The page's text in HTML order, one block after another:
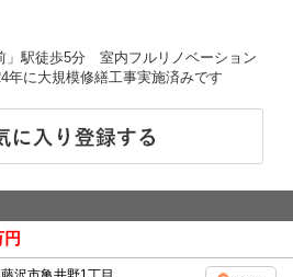
」駅徒歩5分 室内フルリノベーション
に大規模修繕工事実施済みです
円